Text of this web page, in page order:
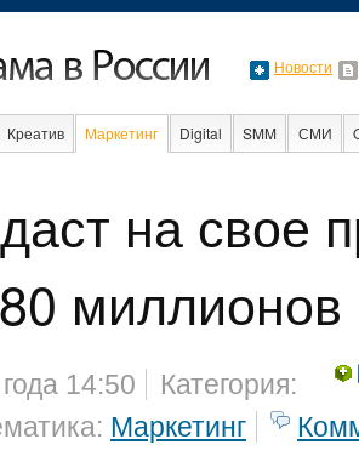
Новости
Креатив Маркетинг Digital SMM СМИ
на свое
миллионов
14:50
Категория:
Маркетинг